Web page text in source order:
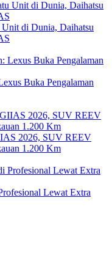
di Dunia, Daihatsu
Buka Pengalaman
2026, SUV REEV
1.200 Km
Lewat Extra